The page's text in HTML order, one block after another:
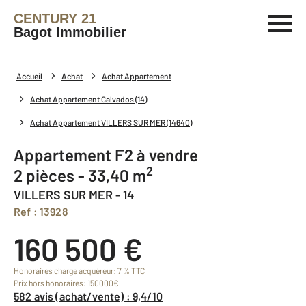
CENTURY 21
Bagot Immobilier
Accueil Achat Achat Appartement
Achat Appartement Calvados (14)
Achat Appartement VILLERS SUR MER (14640)
Appartement F2 à vendre
2 pièces - 33,40 m2
VILLERS SUR MER - 14
Ref : 13928
160 500 €
Honoraires charge acquéreur: 7 % TTC
Prix hors honoraires: 150000€
582 avis (achat/vente) : 9,4/10